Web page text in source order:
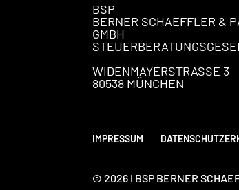
BSP
BERNER SCHAEFFLER &
GMBH
WIDENMAYERSTRASSE 3
80538 MÜNCHEN
IMPRESSUM
© 2026 I BSP BERNER